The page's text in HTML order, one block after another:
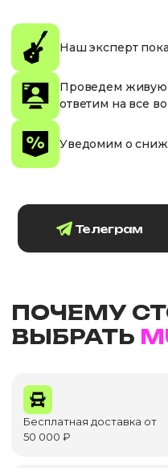
Наш эксперт
Проведем живую
ответим на все
Уведомим о
Телеграм
ПОЧЕМУ
ВЫБРАТЬ
Бесплатная доставка от
50 000 ₽